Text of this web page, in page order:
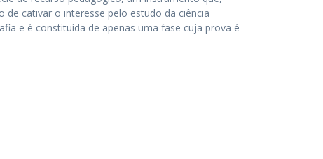
cativar o interesse pelo estudo da ciência
e é constituída de apenas uma fase cuja prova é